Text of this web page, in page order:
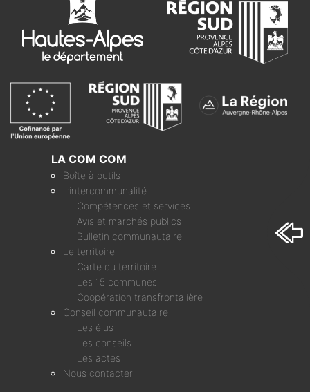
LA COM COM
Boîte à outils
L’intercommunalité
Compétences et services
Avis et marchés publics
Bulletin communautaire
Le territoire
Carte du territoire
Les 15 communes
Coopération transfrontalière
Conseil communautaire
Les élus
Les conseils
Les actes
Nous contacter